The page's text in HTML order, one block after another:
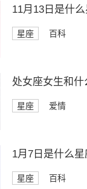
11月13日是什
星座 百科
处女座女生和什
星座 爱情
1月7日是什么星
星座 百科